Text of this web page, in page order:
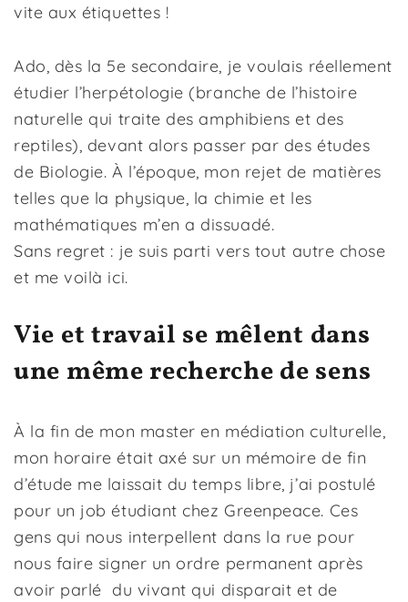
vite aux étiquettes !
Ado, dès la 5e secondaire, je voulais réellement
étudier l’herpétologie (branche de l’histoire
naturelle qui traite des amphibiens et des
reptiles), devant alors passer par des études
de Biologie. À l’époque, mon rejet de matières
telles que la physique, la chimie et les
mathématiques m’en a dissuadé.
Sans regret : je suis parti vers tout autre chose
et me voilà ici.
Vie et travail se mêlent dans
une même recherche de sens
À la fin de mon master en médiation culturelle,
mon horaire était axé sur un mémoire de fin
d’étude me laissait du temps libre, j’ai postulé
pour un job étudiant chez Greenpeace. Ces
gens qui nous interpellent dans la rue pour
nous faire signer un ordre permanent après
avoir parlé du vivant qui disparait et de